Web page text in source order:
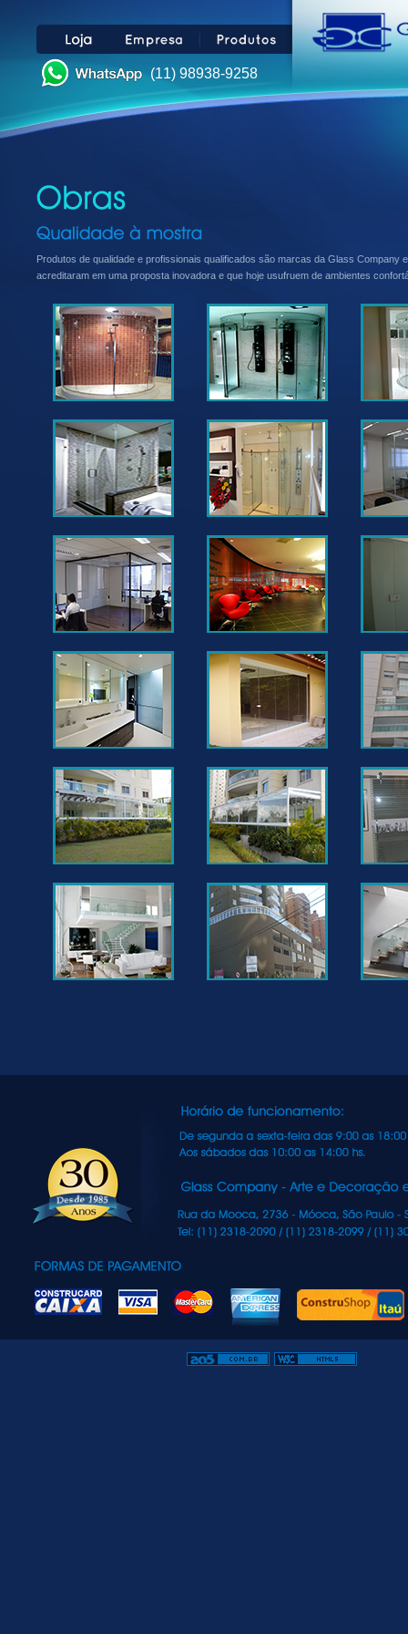
(11) 98938-9258
Produtos de qualidade e profissionais qualificados são marcas da Glass
acreditaram em uma proposta inovadora e que hoje usufruem de ambientes